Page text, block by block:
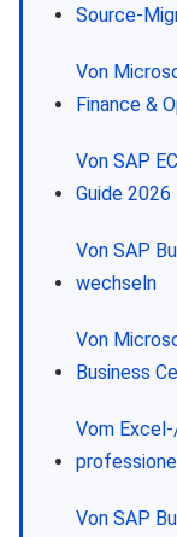
Source-
Von
Finance &
Von SAP
Guide 2026
Von SAP
wechseln
Von
Business
Vom
Von SAP